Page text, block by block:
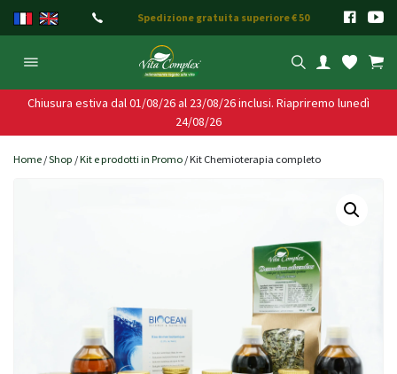
Salta
al
contenuto
Spedizione gratuita superiore € 50
Chiusura estiva dal 01/08/26 al 23/08/26 inclusi. Riapriremo lunedì
24/08/26
Home /Shop /Kit e prodotti in Promo / Kit Chemioterapia completo